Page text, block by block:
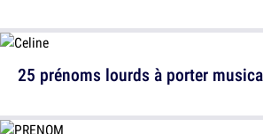
25 prénoms lourds à porter